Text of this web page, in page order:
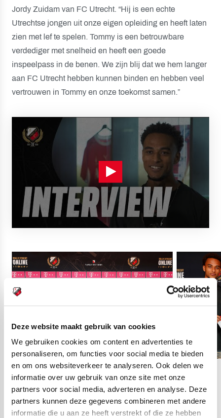
Deze website maakt gebruik van cookies
We gebruiken cookies om content en advertenties te
personaliseren, om functies voor social media te bieden
en om ons websiteverkeer te analyseren. Ook delen we
informatie over uw gebruik van onze site met onze
partners voor social media, adverteren en analyse. Deze
partners kunnen deze gegevens combineren met andere
informatie die u aan ze heeft verstrekt of die ze hebben
Jordy Zuidam van FC Utrecht. “Hij is een echte
Utrechtse jongen uit onze eigen opleiding en heeft laten
zien met lef te spelen. Tommy is een betrouwbare
verdediger met snelheid en heeft een goede
inspeelpass in de benen. We zijn blij dat we hem langer
aan FC Utrecht hebben kunnen binden en hebben veel
vertrouwen in Tommy en onze toekomst samen.”
02fotos